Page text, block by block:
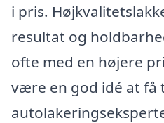
i pris.
resultat og
ofte med en højere
være en god idé at få